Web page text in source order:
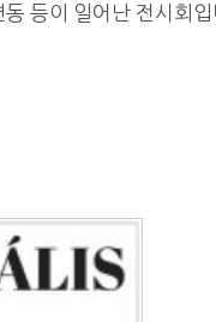
등이 일어난 전시회입